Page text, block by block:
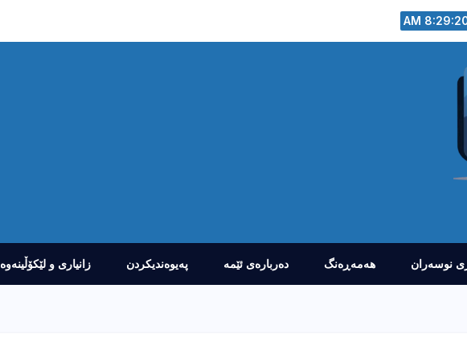
8:29:21
نوسەران هەمەڕەنگ دەربارەى ئێمە پەیوەندیکردن زانیارى و لێکۆڵینەوە